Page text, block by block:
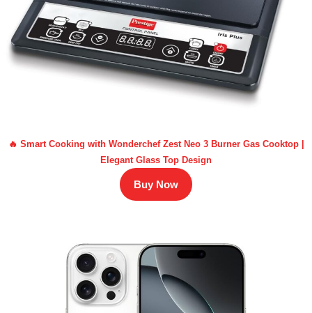
🔥 Smart Cooking with Wonderchef Zest Neo 3 Burner Gas Cooktop |
Elegant Glass Top Design
Buy Now